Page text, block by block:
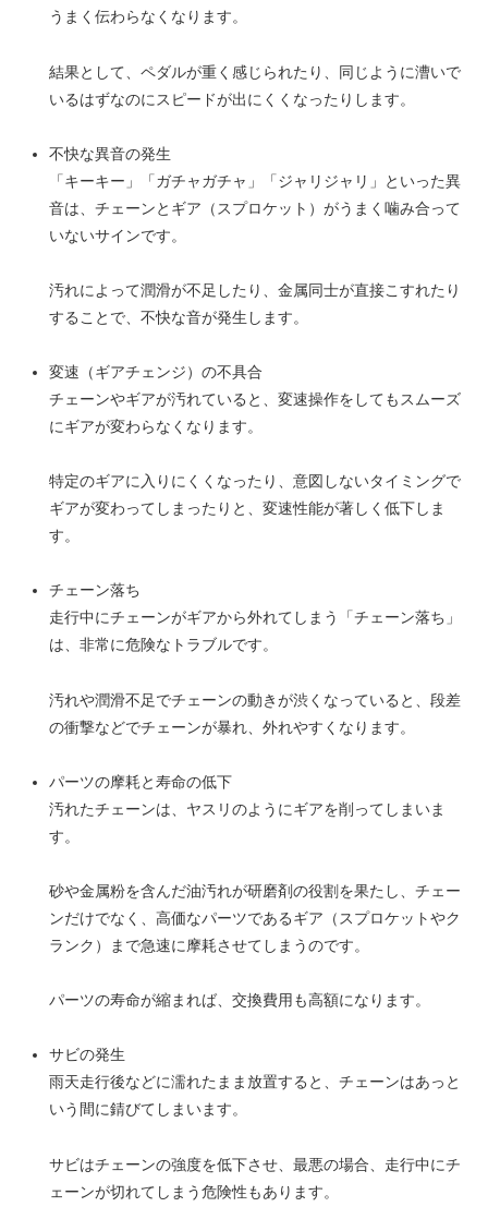
うまく伝わらなくなります。
結果として、ペダルが重く感じられたり、同じように漕いで
いるはずなのにスピードが出にくくなったりします。
不快な異音の発生
「キーキー」「ガチャガチャ」「ジャリジャリ」といった異
音は、チェーンとギア（スプロケット）がうまく噛み合って
いないサインです。
汚れによって潤滑が不足したり、金属同士が直接こすれたり
することで、不快な音が発生します。
変速（ギアチェンジ）の不具合
チェーンやギアが汚れていると、変速操作をしてもスムーズ
にギアが変わらなくなります。
特定のギアに入りにくくなったり、意図しないタイミングで
ギアが変わってしまったりと、変速性能が著しく低下しま
す。
チェーン落ち
走行中にチェーンがギアから外れてしまう「チェーン落ち」
は、非常に危険なトラブルです。
汚れや潤滑不足でチェーンの動きが渋くなっていると、段差
の衝撃などでチェーンが暴れ、外れやすくなります。
パーツの摩耗と寿命の低下
汚れたチェーンは、ヤスリのようにギアを削ってしまいま
す。
砂や金属粉を含んだ油汚れが研磨剤の役割を果たし、チェー
ンだけでなく、高価なパーツであるギア（スプロケットやク
ランク）まで急速に摩耗させてしまうのです。
パーツの寿命が縮まれば、交換費用も高額になります。
サビの発生
雨天走行後などに濡れたまま放置すると、チェーンはあっと
いう間に錆びてしまいます。
サビはチェーンの強度を低下させ、最悪の場合、走行中にチ
ェーンが切れてしまう危険性もあります。